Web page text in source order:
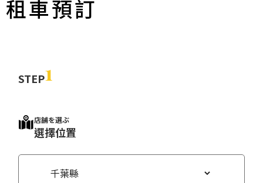
租車預訂
STEP1
店舗を選ぶ
選擇位置